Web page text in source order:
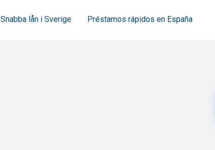
Snabba lån i Sverige Préstamos rápidos en España